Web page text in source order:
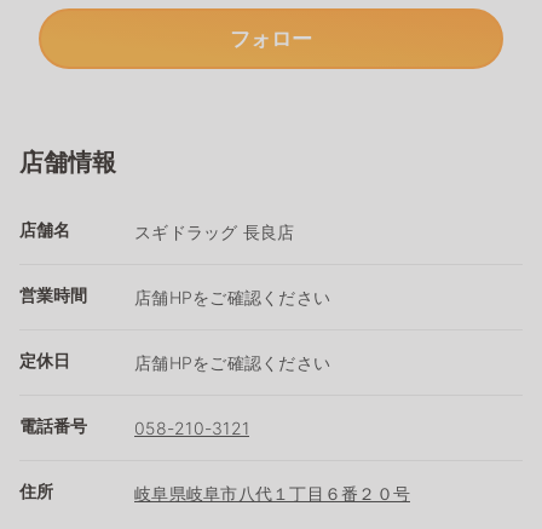
フォロー
店舗情報
店舗名 スギドラッグ 長良店
営業時間 店舗HPをご確認ください
定休日 店舗HPをご確認ください
電話番号 058-210-3121
住所 岐阜県岐阜市八代１丁目６番２０号